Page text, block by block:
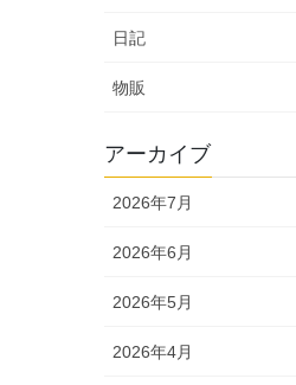
日記
物販
アーカイブ
2026年7月
2026年6月
2026年5月
2026年4月